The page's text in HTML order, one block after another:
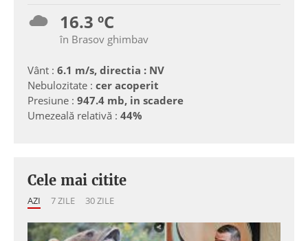
16.3 ºC
în Brasov ghimbav
Vânt : 6.1 m/s, directia : NV
Nebulozitate : cer acoperit
Presiune : 947.4 mb, in scadere
Umezeală relativă : 44%
Cele mai citite
AZI 7 ZILE 30 ZILE